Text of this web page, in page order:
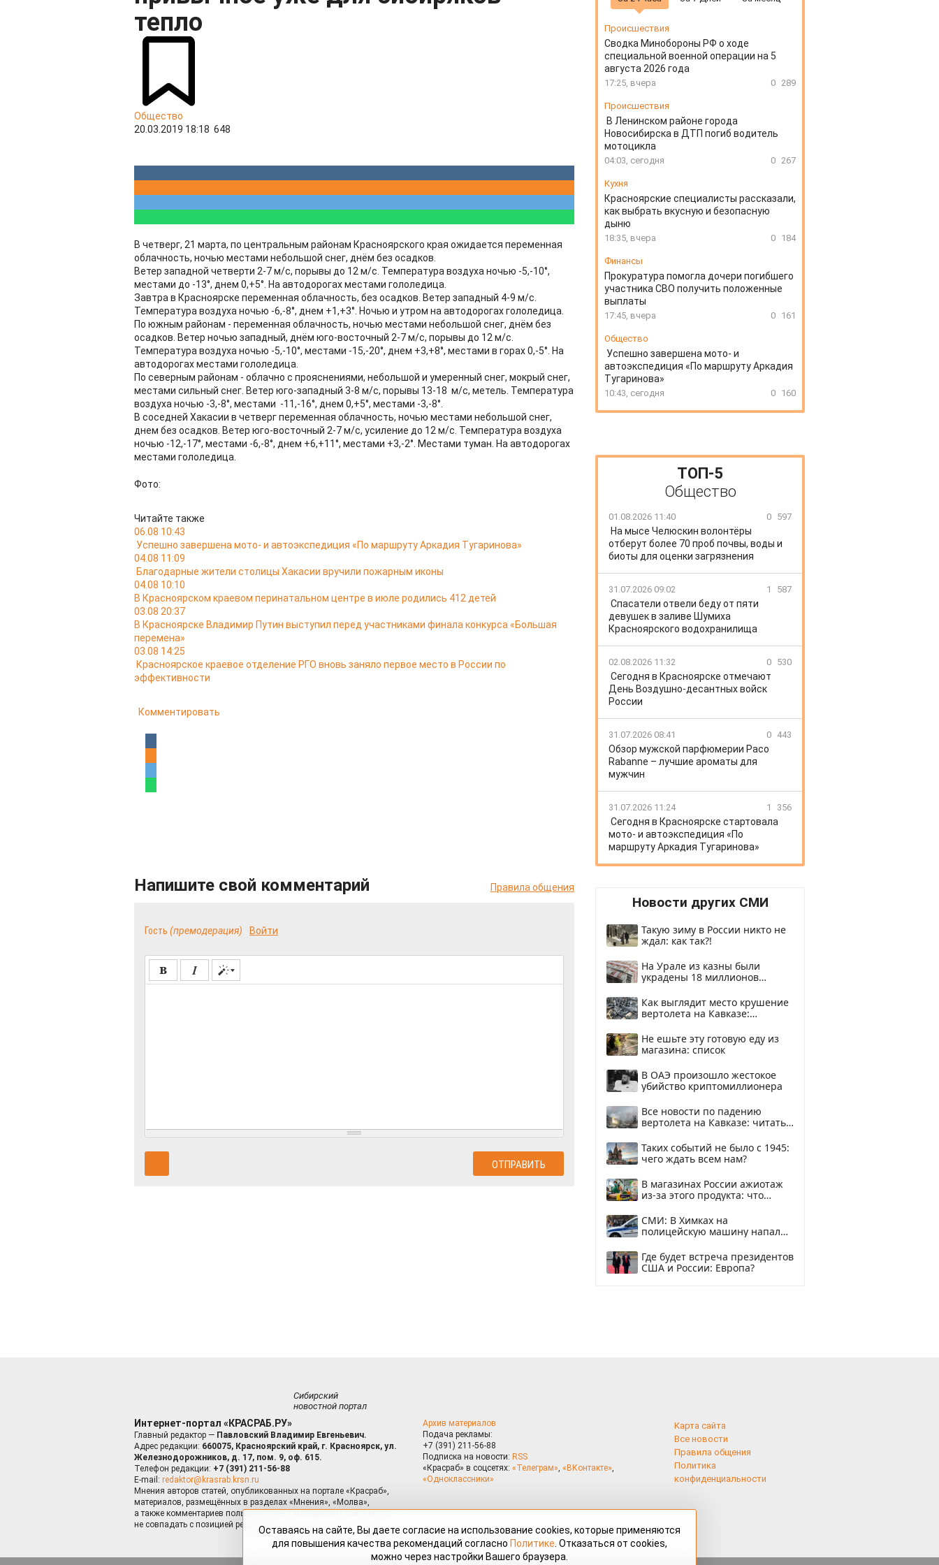
тепло
Общество
20.03.2019 18:18 648
В четверг, 21 марта, по центральным районам Красноярского края ожидается переменная
облачность, ночью местами небольшой снег, днём без осадков.
Ветер западной четверти 2-7 м/с, порывы до 12 м/с. Температура воздуха ночью -5,-10°,
местами до -13°, днем 0,+5°. На автодорогах местами гололедица.
Завтра в Красноярске переменная облачность, без осадков. Ветер западный 4-9 м/с.
Температура воздуха ночью -6,-8°, днем +1,+3°. Ночью и утром на автодорогах гололедица.
По южным районам - переменная облачность, ночью местами небольшой снег, днём без
осадков. Ветер ночью западный, днём юго-восточный 2-7 м/с, порывы до 12 м/с.
Температура воздуха ночью -5,-10°, местами -15,-20°, днем +3,+8°, местами в горах 0,-5°. На
автодорогах местами гололедица.
По северным районам - облачно с прояснениями, небольшой и умеренный снег, мокрый снег,
местами сильный снег. Ветер юго-западный 3-8 м/с, порывы 13-18 м/с, метель. Температура
воздуха ночью -3,-8°, местами -11,-16°, днем 0,+5°, местами -3,-8°.
В соседней Хакасии в четверг переменная облачность, ночью местами небольшой снег,
днем без осадков. Ветер юго-восточный 2-7 м/с, усиление до 12 м/с. Температура воздуха
ночью -12,-17°, местами -6,-8°, днем +6,+11°, местами +3,-2°. Местами туман. На автодорогах
местами гололедица.
Фото:
Читайте также
06.08 10:43
Успешно завершена мото- и автоэкспедиция «По маршруту Аркадия Тугаринова»
04.08 11:09
Благодарные жители столицы Хакасии вручили пожарным иконы
04.08 10:10
В Красноярском краевом перинатальном центре в июле родились 412 детей
03.08 20:37
В Красноярске Владимир Путин выступил перед участниками финала конкурса «Большая
перемена»
03.08 14:25
Красноярское краевое отделение РГО вновь заняло первое место в России по
эффективности
Комментировать
Напишите свой комментарий Правила общения
Гость (премодерация) Войти
Происшествия
Сводка Минобороны РФ о ходе
специальной военной операции на 5
августа 2026 года
17:25, вчера 0 289
Происшествия
В Ленинском районе города
Новосибирска в ДТП погиб водитель
мотоцикла
04:03, сегодня 0 267
Кухня
Красноярские специалисты рассказали,
как выбрать вкусную и безопасную
дыню
18:35, вчера 0 184
Финансы
Прокуратура помогла дочери погибшего
участника СВО получить положенные
выплаты
17:45, вчера 0 161
Общество
Успешно завершена мото- и
автоэкспедиция «По маршруту Аркадия
Тугаринова»
10:43, сегодня 0 160
ТОП-5
Общество
01.08.2026 11:40 0 597
На мысе Челюскин волонтёры
отберут более 70 проб почвы, воды и
биоты для оценки загрязнения
31.07.2026 09:02 1 587
Спасатели отвели беду от пяти
девушек в заливе Шумиха
Красноярского водохранилища
02.08.2026 11:32 0 530
Сегодня в Красноярске отмечают
День Воздушно-десантных войск
России
31.07.2026 08:41 0 443
Обзор мужской парфюмерии Paco
Rabanne – лучшие ароматы для
мужчин
31.07.2026 11:24 1 356
Сегодня в Красноярске стартовала
мото- и автоэкспедиция «По
маршруту Аркадия Тугаринова»
Новости других СМИ
Такую зиму в России никто не
ждал: как так?!
На Урале из казны были
украдены 18 миллионов
Как выглядит место крушение
вертолета на Кавказе:
Не ешьте эту готовую еду из
магазина: список
В ОАЭ произошло жестокое
убийство криптомиллионера
Все новости по падению
вертолета на Кавказе: читать
Таких событий не было с 1945:
чего ждать всем нам?
В магазинах России ажиотаж
из-за этого продукта: что
СМИ: В Химках на
полицейскую машину напали
Где будет встреча президентов
США и России: Европа?
Сибирский
новостной портал
Интернет-портал «КРАСРАБ.РУ»
Главный редактор — Павловский Владимир Евгеньевич.
Адрес редакции: 660075, Красноярский край, г. Красноярск, ул.
Железнодорожников, д. 17, пом. 9, оф. 615.
Телефон редакции: +7 (391) 211-56-88
E-mail: redaktor@krasrab.krsn.ru
Мнения авторов статей, опубликованных на портале «Красраб»,
материалов, размещённых в разделах «Мнения», «Молва»,
а также комментариев пользователей к материалам сайта могут
не совпадать с позицией редакции.
Архив материалов
Подача рекламы:
+7 (391) 211-56-88
Подписка на новости: RSS
«Красраб» в соцсетях: «Телеграм», «ВКонтакте»,
«Одноклассники»
Карта сайта
Все новости
Правила общения
Политика
конфиденциальности
Оставаясь на сайте, Вы даете согласие на использование cookies, которые применяются
для повышения качества рекомендаций согласно Политике . Отказаться от cookies,
можно через настройки Вашего браузера.